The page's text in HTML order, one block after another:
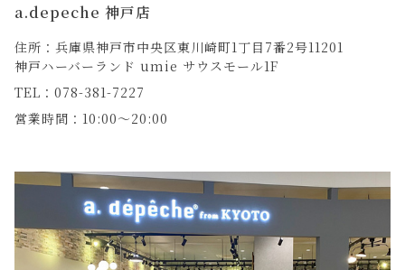
a.depeche 神戸店
住所：兵庫県神戸市中央区東川崎町1丁目7番2号11201
神戸ハーバーランド umie サウスモール1F
TEL：078-381-7227
営業時間：10:00～20:00